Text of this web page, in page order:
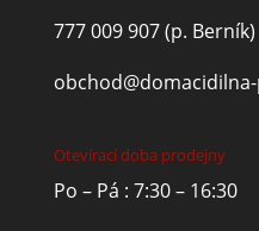
777 009 907(p. Berník)
Otevírací doba prodejny
Po – Pá : 7:30 – 16:30